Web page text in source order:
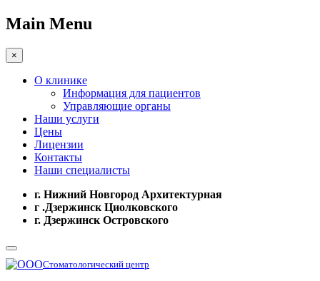
Main Menu
×
О клинике
Информация для пациентов
Управляющие органы
Наши услуги
Цены
Лицензии
Контакты
Наши специалисты
г. Нижний Новгород Архитектурная
г .Дзержинск Циолковского
г. Дзержинск Островского
Стоматологический центр